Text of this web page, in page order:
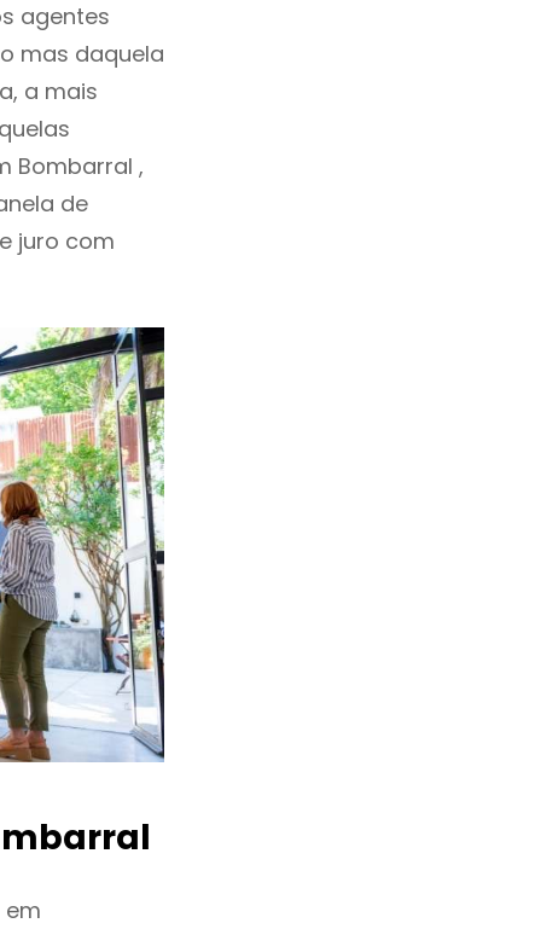
agentes
mas daquela
a mais
Bombarral ,
de
juro com
em